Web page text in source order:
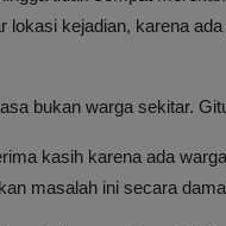
lokasi kejadian, karena
bukan warga sekitar.
kasih karena ada
masalah ini secara